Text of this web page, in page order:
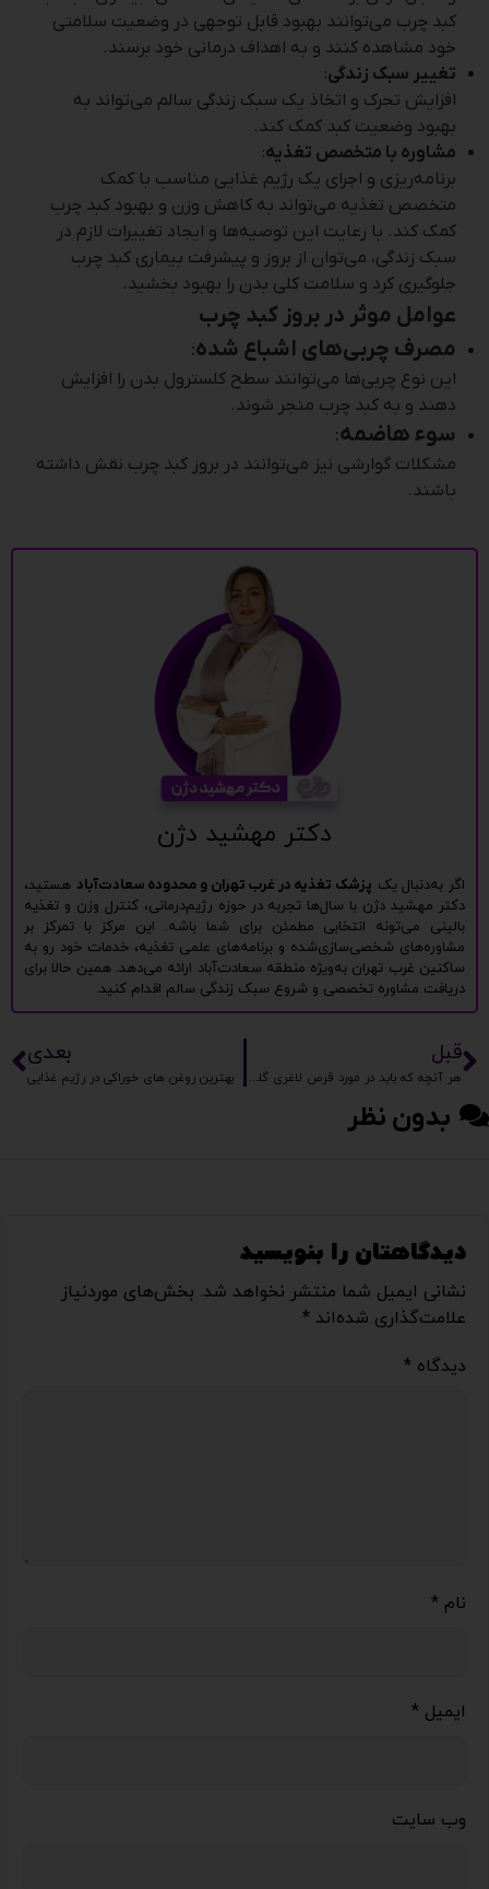
کبد چرب می‌توانند بهبود قابل توجهی در وضعیت سلامتی
خود مشاهده کنند و به اهداف درمانی خود برسند.
تغییر سبک زندگی:
افزایش تحرک و اتخاذ یک سبک زندگی سالم می‌تواند به
بهبود وضعیت کبد کمک کند.
مشاوره با متخصص تغذیه:
برنامه‌ریزی و اجرای یک رژیم غذایی مناسب با کمک
متخصص تغذیه می‌تواند به کاهش وزن و بهبود کبد چرب
کمک کند. با رعایت این توصیه‌ها و ایجاد تغییرات لازم در
سبک زندگی، می‌توان از بروز و پیشرفت بیماری کبد چرب
جلوگیری کرد و سلامت کلی بدن را بهبود بخشید.
عوامل موثر در بروز کبد چرب
مصرف چربی‌های اشباع شده:
این نوع چربی‌ها می‌توانند سطح کلسترول بدن را افزایش
دهند و به کبد چرب منجر شوند.
سوء هاضمه:
مشکلات گوارشی نیز می‌توانند در بروز کبد چرب نقش داشته
باشند.
دکتر مهشید دژن
اگر به‌دنبال یک پزشک تغذیه در غرب تهران و محدوده سعادت‌آباد هستید،
دکتر مهشید دژن با سال‌ها تجربه در حوزه رژیم‌درمانی، کنترل وزن و تغذیه
بالینی می‌تونه انتخابی مطمئن برای شما باشه. این مرکز با تمرکز بر
مشاوره‌های شخصی‌سازی‌شده و برنامه‌های علمی تغذیه، خدمات خود رو به
ساکنین غرب تهران به‌ویژه منطقه سعادت‌آباد ارائه می‌دهد. همین حالا برای
دریافت مشاوره تخصصی و شروع سبک زندگی سالم اقدام کنید.
قبل
هر آنچه که باید در مورد قرص لاغری گلوریا بدانید
بعدی
بهترین روغن های خوراکی در رژیم غذایی
بدون نظر
دیدگاهتان را بنویسید
نشانی ایمیل شما منتشر نخواهد شد. بخش‌های موردنیاز
علامت‌گذاری شده‌اند *
دیدگاه *
نام *
ایمیل *
وب‌ سایت